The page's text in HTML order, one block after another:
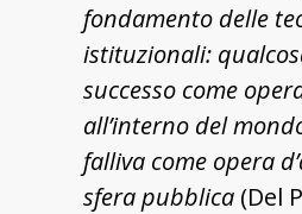
fondamento delle
istituzionali:
successo come
all’interno del
falliva come opera
sfera pubblica (Del